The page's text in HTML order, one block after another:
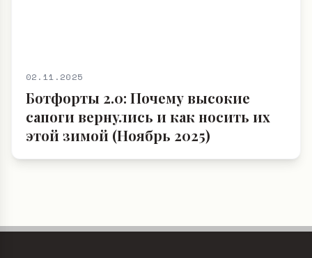
02.11.2025
Ботфорты 2.0: Почему высокие
сапоги вернулись и как носить их
этой зимой (Ноябрь 2025)